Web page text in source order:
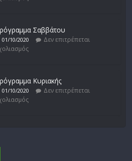
Σαββάτου
01/10/2020
Δεν επιτρέπεται
Κυριακής
01/10/2020
Δεν επιτρέπεται